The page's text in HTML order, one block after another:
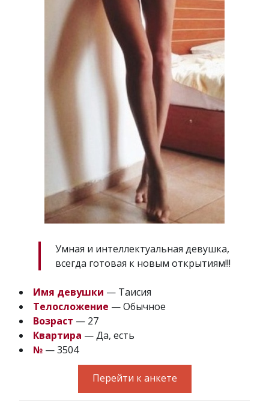
Умная и интеллектуальная девушка,
всегда готовая к новым открытиям!!!
Имя девушки — Таисия
Телосложение — Обычное
Возраст — 27
Квартира — Да, есть
№ — 3504
Перейти к анкете